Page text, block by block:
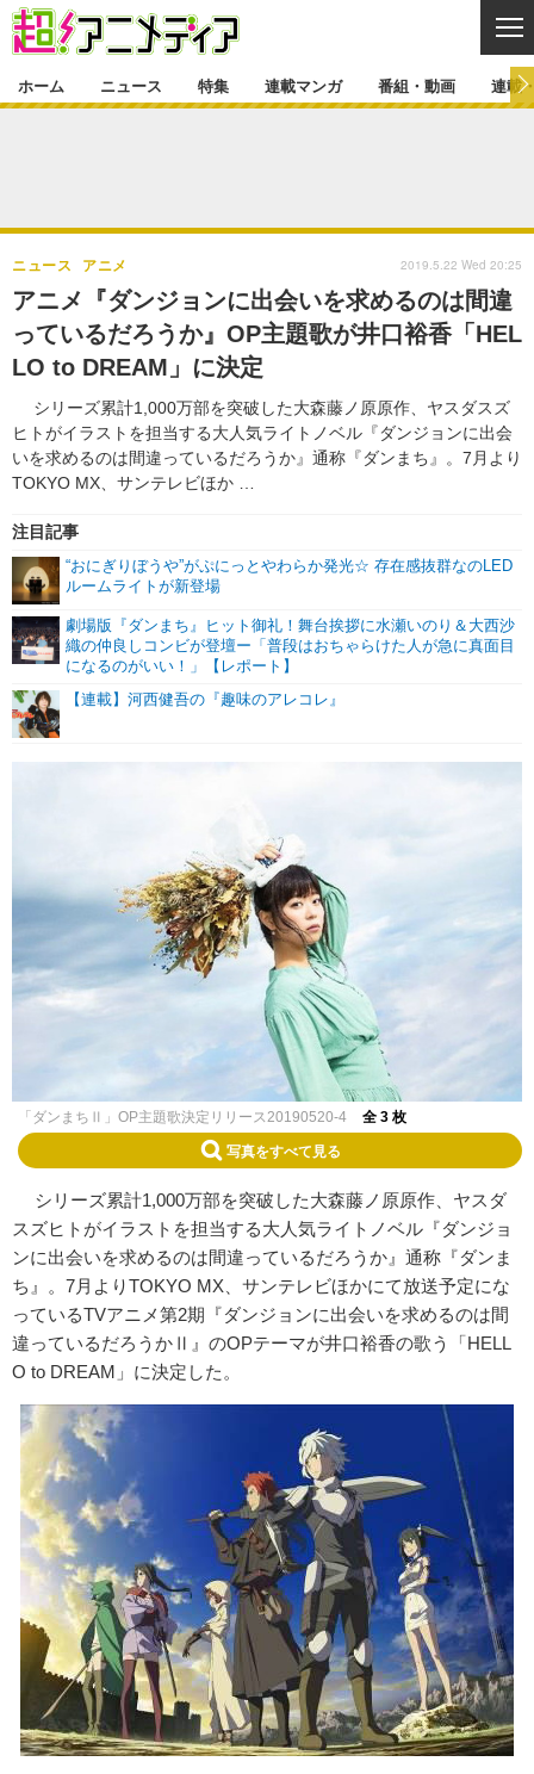
ゲーム・アプリ マンガ
グッズ イベント
声優
舞台 新帝スタ
特集一覧 カバー
ラキりす
連載マンガ
連載マンガ一覧
番組・動画
番組・動画一覧 ラジオ
連載・ブログ
連載・ブログ一覧
編集部ブログ・お知らせ
ホーム ニュース 特集 連載マンガ 番組・動画 連載
アニメ『ダンジョンに出会いを求めるのは間違
っているだろうか』OP主題歌が井口裕香「HEL
LO to DREAM」に決定
シリーズ累計1,000万部を突破した大森藤ノ原原作、ヤスダスズ
ヒトがイラストを担当する大人気ライトノベル『ダンジョンに出会
いを求めるのは間違っているだろうか』通称『ダンまち』。7月より
TOKYO MX、サンテレビほか …
ニュース アニメ
注目記事
“おにぎりぼうや”がぷにっとやわらか発光☆ 存在感抜群なのLED
ルームライトが新登場
劇場版『ダンまち』ヒット御礼！舞台挨拶に水瀬いのり＆大西沙
織の仲良しコンビが登壇ー「普段はおちゃらけた人が急に真面目
になるのがいい！」【レポート】
【連載】河西健吾の『趣味のアレコレ』
2019.5.22 Wed 20:25
「ダンまちⅡ」OP主題歌決定リリース20190520-4 全 3 枚
写真をすべて見る
シリーズ累計1,000万部を突破した大森藤ノ原原作、ヤスダ
スズヒトがイラストを担当する大人気ライトノベル『ダンジョ
ンに出会いを求めるのは間違っているだろうか』通称『ダンま
ち』。7月よりTOKYO MX、サンテレビほかにて放送予定にな
っているTVアニメ第2期『ダンジョンに出会いを求めるのは間
違っているだろうかⅡ』のOPテーマが井口裕香の歌う「HELL
O to DREAM」に決定した。